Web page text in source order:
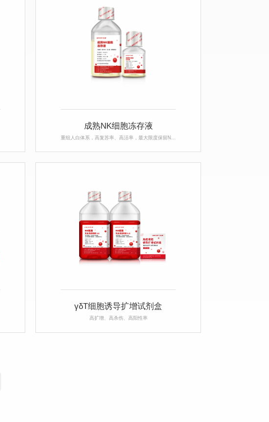
成熟NK细胞冻存液
重组人白体系，高复苏率、高活率，最大限度保留NK杀伤能力
γδT细胞诱导扩增试剂盒
高扩增、高杀伤、高阳性率